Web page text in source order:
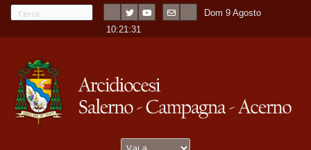
Dom 9 Agosto
10:21:31